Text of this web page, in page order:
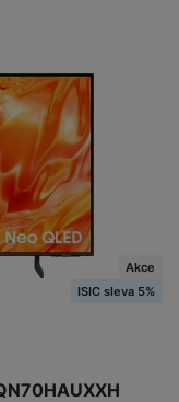
Akce
ISIC sleva 5%